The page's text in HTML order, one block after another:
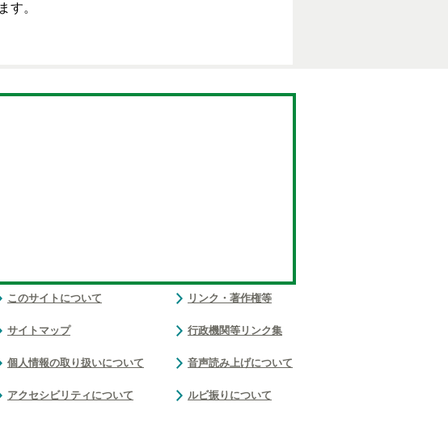
す。
このサイトについて
サイトマップ
個人情報の取り扱いについて
アクセシビリティについて
リンク・著作権等
行政機関等リンク集
音声読み上げについて
ルビ振りについて